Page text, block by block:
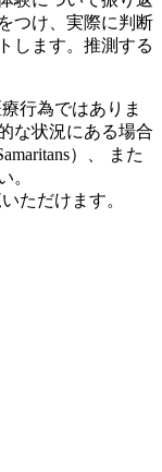
つけ、実際に判断
します。推測する
行為ではありま
な状況にある場合
）、
また
。
ただけます。